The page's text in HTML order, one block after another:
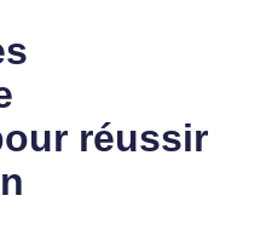
réussir